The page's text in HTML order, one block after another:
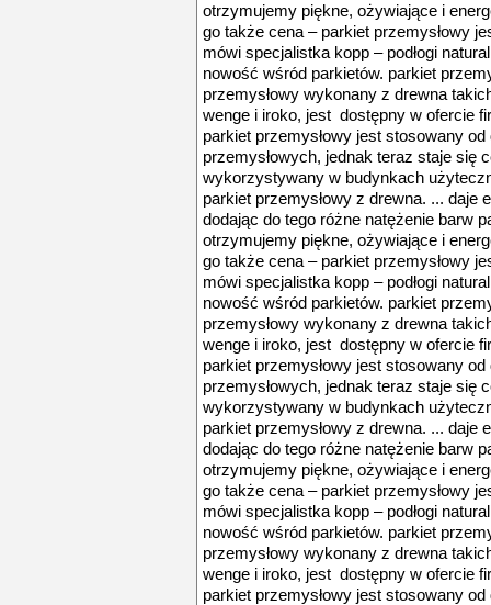
otrzymujemy piękne, ożywiające i
go także cena – parkiet przemysłowy
mówi specjalistka kopp – podłogi
nowość wśród parkietów. parkiet
przemysłowy wykonany z drewna
wenge i iroko, jest dostępny w ofercie
parkiet przemysłowy jest stosowany od
przemysłowych, jednak teraz staje się
wykorzystywany w budynkach
parkiet przemysłowy z drewna. ... daje
dodając do tego różne natężenie barw
otrzymujemy piękne, ożywiające i
go także cena – parkiet przemysłowy
mówi specjalistka kopp – podłogi
nowość wśród parkietów. parkiet
przemysłowy wykonany z drewna
wenge i iroko, jest dostępny w ofercie
parkiet przemysłowy jest stosowany od
przemysłowych, jednak teraz staje się
wykorzystywany w budynkach
parkiet przemysłowy z drewna. ... daje
dodając do tego różne natężenie barw
otrzymujemy piękne, ożywiające i
go także cena – parkiet przemysłowy
mówi specjalistka kopp – podłogi
nowość wśród parkietów. parkiet
przemysłowy wykonany z drewna
wenge i iroko, jest dostępny w ofercie
parkiet przemysłowy jest stosowany od